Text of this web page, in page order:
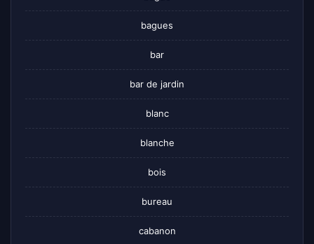
bagues
bar
bar de jardin
blanc
blanche
bois
bureau
cabanon